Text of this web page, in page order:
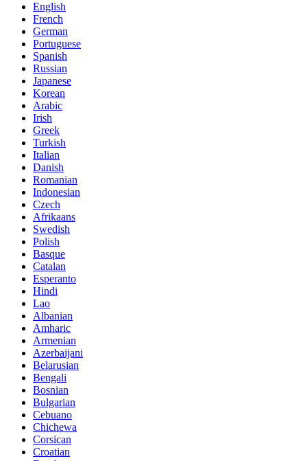
English
French
German
Portuguese
Spanish
Russian
Japanese
Korean
Arabic
Irish
Greek
Turkish
Italian
Danish
Romanian
Indonesian
Czech
Afrikaans
Swedish
Polish
Basque
Catalan
Esperanto
Hindi
Lao
Albanian
Amharic
Armenian
Azerbaijani
Belarusian
Bengali
Bosnian
Bulgarian
Cebuano
Chichewa
Corsican
Croatian